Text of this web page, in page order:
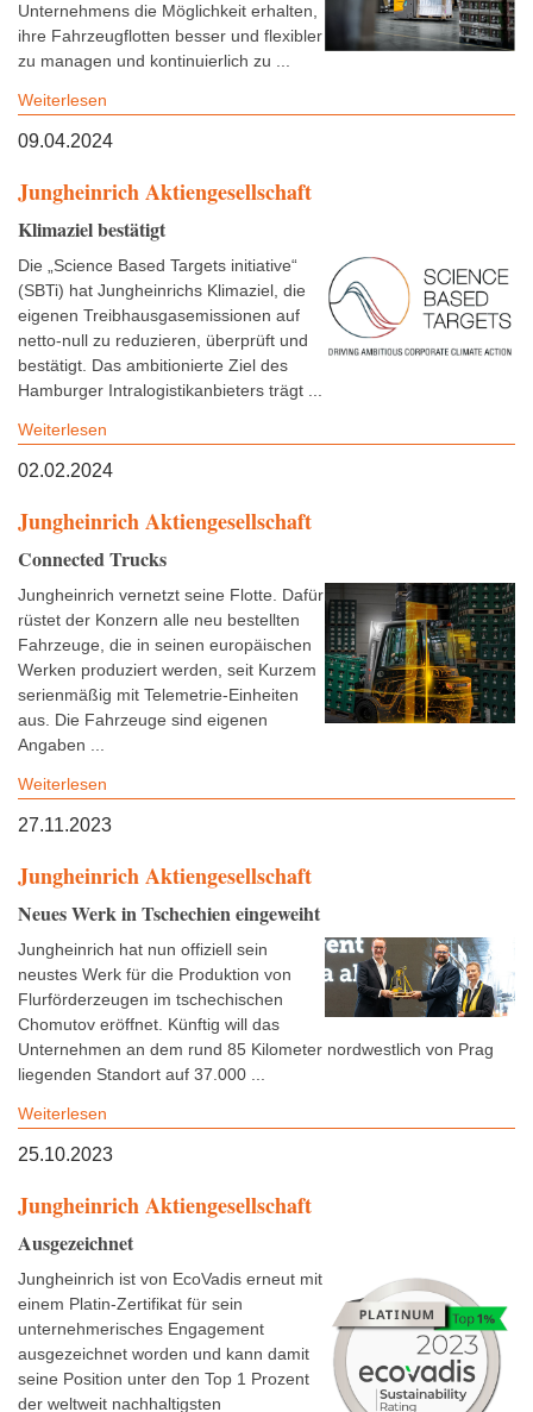
Unternehmens die Möglichkeit erhalten,
ihre Fahrzeugflotten besser und flexibler
zu managen und kontinuierlich zu ...
Weiterlesen
09.04.2024
Jungheinrich Aktiengesellschaft
Klimaziel bestätigt
Die „Science Based Targets initiative“
(SBTi) hat Jungheinrichs Klimaziel, die
eigenen Treibhausgasemissionen auf
netto-null zu reduzieren, überprüft und
bestätigt. Das ambitionierte Ziel des
Hamburger Intralogistikanbieters trägt ...
Weiterlesen
02.02.2024
Jungheinrich Aktiengesellschaft
Connected Trucks
Jungheinrich vernetzt seine Flotte. Dafür
rüstet der Konzern alle neu bestellten
Fahrzeuge, die in seinen europäischen
Werken produziert werden, seit Kurzem
serienmäßig mit Telemetrie-Einheiten
aus. Die Fahrzeuge sind eigenen
Angaben ...
Weiterlesen
27.11.2023
Jungheinrich Aktiengesellschaft
Neues Werk in Tschechien eingeweiht
Jungheinrich hat nun offiziell sein
neustes Werk für die Produktion von
Flurförderzeugen im tschechischen
Chomutov eröffnet. Künftig will das
Unternehmen an dem rund 85 Kilometer nordwestlich von Prag
liegenden Standort auf 37.000 ...
Weiterlesen
25.10.2023
Jungheinrich Aktiengesellschaft
Ausgezeichnet
Jungheinrich ist von EcoVadis erneut mit
einem Platin-Zertifikat für sein
unternehmerisches Engagement
ausgezeichnet worden und kann damit
seine Position unter den Top 1 Prozent
der weltweit nachhaltigsten